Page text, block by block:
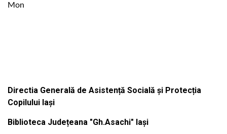
Mon
Directia Generală de Asistență Socială și Protecția
Copilului Iași
Biblioteca Județeana "Gh.Asachi" Iași